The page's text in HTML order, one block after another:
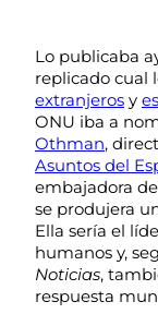
Lo publicaba
replicado cual
extranjeros y
ONU iba a
Othman,
Asuntos del
embajadora
se produjera
Ella sería el
humanos y,
Noticias,
respuesta